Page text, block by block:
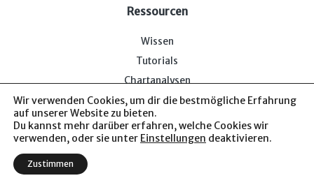
Ressourcen
Wissen
Tutorials
Chartanalysen
Wir verwenden Cookies, um dir die bestmögliche Erfahrung
auf unserer Website zu bieten.
Du kannst mehr darüber erfahren, welche Cookies wir
verwenden, oder sie unter Einstellungen deaktivieren.
Zustimmen